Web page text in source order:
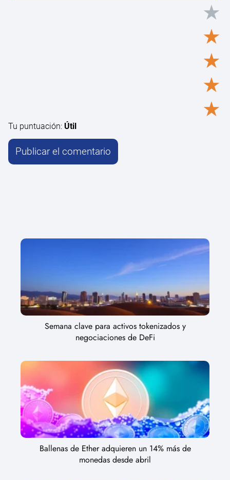
★
★
★
★
★
Tu puntuación: Útil
Semana clave para activos tokenizados y
negociaciones de DeFi
Ballenas de Ether adquieren un 14% más de
monedas desde abril